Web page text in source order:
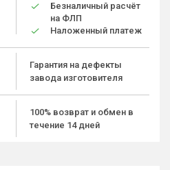
Безналичный расчёт
на ФЛП
Наложенный платеж
Гарантия на дефекты
завода изготовителя
100% возврат и обмен в
течение 14 дней